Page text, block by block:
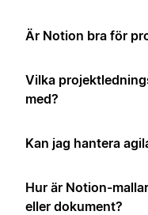
Är Notion bra för
Vilka
med?
Kan jag hantera
Hur är Notion-
eller dokument?